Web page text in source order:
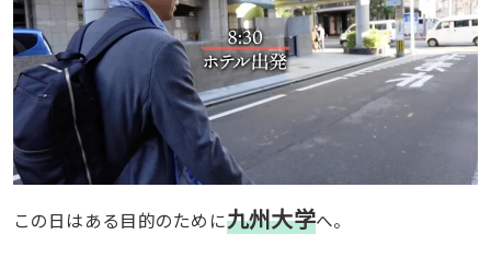
この日はある目的のために九州大学へ。